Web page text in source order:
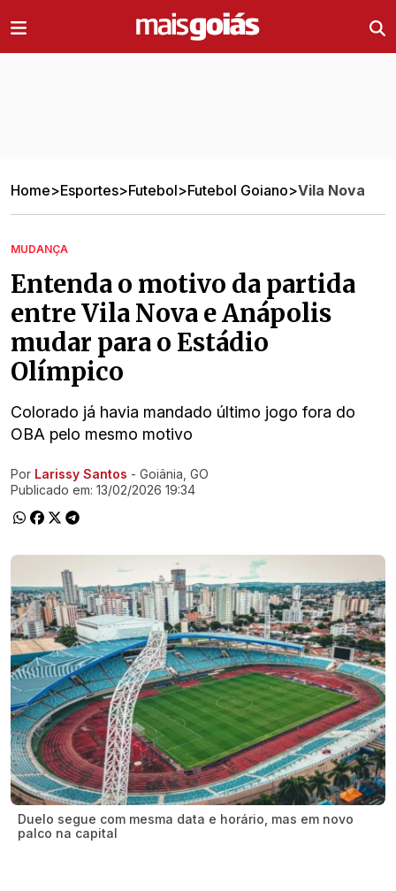
Home>Esportes>Futebol>Futebol Goiano>Vila Nova
MUDANÇA
Entenda o motivo da partida
entre Vila Nova e Anápolis
mudar para o Estádio
Olímpico
Colorado já havia mandado último jogo fora do
OBA pelo mesmo motivo
Ir direto pra matéria
Por Larissy Santos - Goiânia, GO
Publicado em: 13/02/2026 19:34
Duelo segue com mesma data e horário, mas em novo
palco na capital